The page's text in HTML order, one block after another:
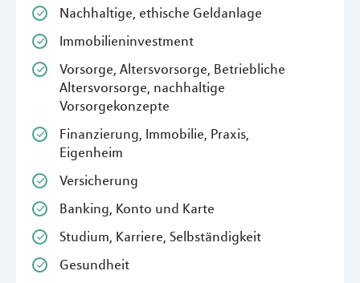
Nachhaltige, ethische Geldanlage
Immobilieninvestment
Vorsorge, Altersvorsorge, Betriebliche
Altersvorsorge, nachhaltige
Vorsorgekonzepte
Finanzierung, Immobilie, Praxis,
Eigenheim
Versicherung
Banking, Konto und Karte
Studium, Karriere, Selbständigkeit
Gesundheit